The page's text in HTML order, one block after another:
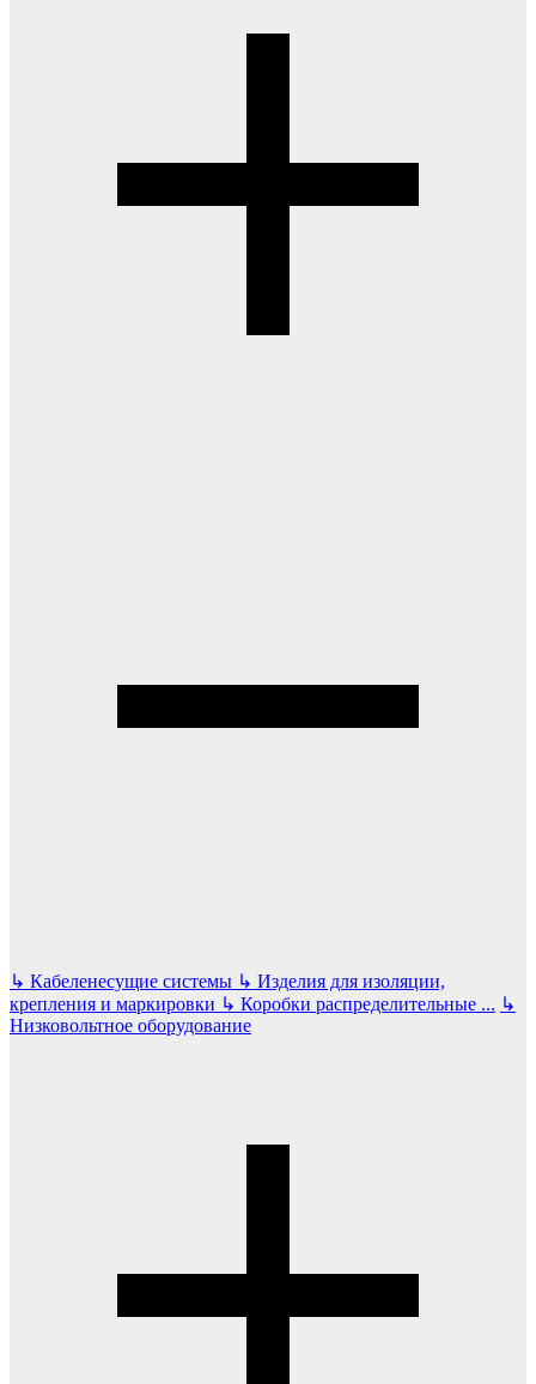
↳ Кабеленесущие системы ↳ Изделия для изоляции,
крепления и маркировки ↳ Коробки распределительные ... ↳
Низковольтное оборудование